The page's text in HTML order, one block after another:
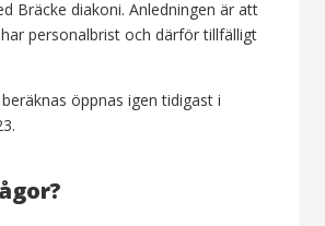
Bräcke diakoni. Anledningen är att
personalbrist och därför tillfälligt
öppnas igen tidigast i